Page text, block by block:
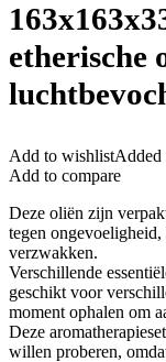
etherische
Add to wishlistAdded
Add to compare
Deze oliën zijn
tegen ongevoeligheid,
verzwakken.
Verschillende
geschikt voor
moment ophalen om
Deze
willen proberen,